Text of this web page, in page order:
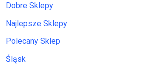
Dobre Sklepy
Najlepsze Sklepy
Polecany Sklep
Śląsk